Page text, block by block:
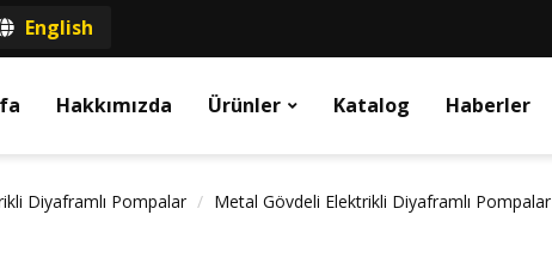
English
Hakkımızda Ürünler Katalog Haberler
Diyaframlı Pompalar Metal Gövdeli Elektrikli Diyaframlı Pompalar